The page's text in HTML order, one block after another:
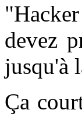
devez
jusqu'à
Ça